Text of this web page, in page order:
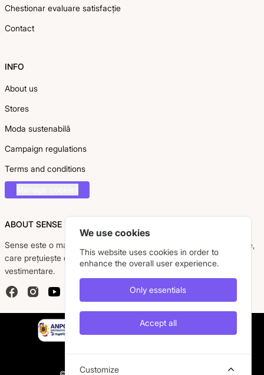
Chestionar evaluare satisfacție
Contact
INFO
About us
Stores
Moda sustenabilă
Campaign regulations
Terms and conditions
ABOUT SENSE
Sense este o marcă românească dedicată femeii moderne, active,
care prețuiește eleganța, confortul și calitatea pieselor
vestimentare.
FacebookInstagramYouTube
We use cookies
This website uses cookies in order to
enhance the overall user experience.
Only essentials
Accept all
Customize